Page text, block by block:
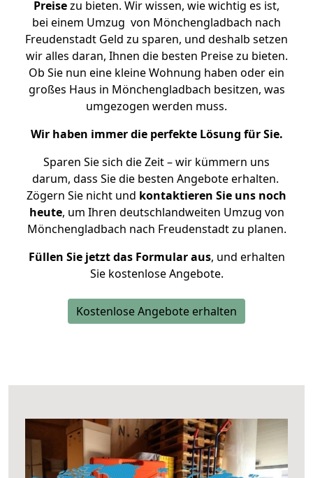
Preisezu bieten. Wir wissen, wie wichtig es ist,
bei einem Umzug von Mönchengladbach nach
Freudenstadt Geld zu sparen, und deshalb setzen
wir alles daran, Ihnen die besten Preise zu bieten.
Ob Sie nun eine kleine Wohnung haben oder ein
großes Haus in Mönchengladbach besitzen, was
umgezogen werden muss.
Wir haben immer die perfekte Lösung für Sie.
Sparen Sie sich die Zeit – wir kümmern uns
darum, dass Sie die besten Angebote erhalten.
Zögern Sie nicht und kontaktieren Sie uns noch
heute, um Ihren deutschlandweiten Umzug von
Mönchengladbach nach Freudenstadt zu planen.
Füllen Sie jetzt das Formular aus, und erhalten
Sie kostenlose Angebote.
Kostenlose Angebote erhalten